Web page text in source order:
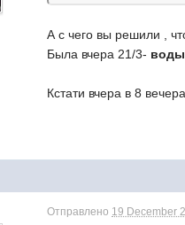
А с чего вы решили ,
Была вчера 21/3- воды
Кстати вчера в 8
Отправлено 19 December